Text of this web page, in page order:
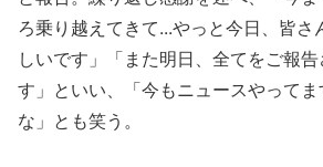
ろ乗り越えてきて...やっと今日、皆さ
しいです」「また明日、全てをご報
す」といい、「今もニュースやって
な」とも笑う。